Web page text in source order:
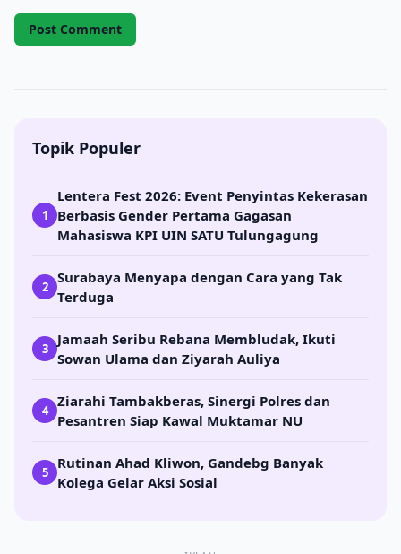
Topik Populer
1
Lentera Fest 2026: Event Penyintas Kekerasan
Berbasis Gender Pertama Gagasan
Mahasiswa KPI UIN SATU Tulungagung
2
Surabaya Menyapa dengan Cara yang Tak
Terduga
3
Jamaah Seribu Rebana Membludak, Ikuti
Sowan Ulama dan Ziyarah Auliya
4
Ziarahi Tambakberas, Sinergi Polres dan
Pesantren Siap Kawal Muktamar NU
5
Rutinan Ahad Kliwon, Gandebg Banyak
Kolega Gelar Aksi Sosial